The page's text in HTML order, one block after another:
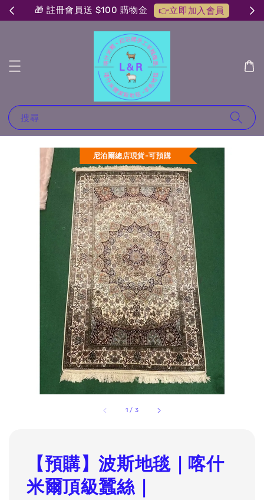
🎁 註冊會員送 $100 購物金 👉立即加入會員
搜尋
1 / 3
尼泊爾總店現貨-可預購
【預購】波斯地毯｜喀什
米爾頂級蠶絲｜